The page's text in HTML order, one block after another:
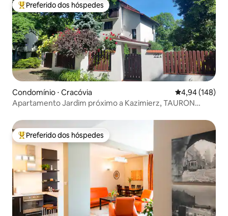
Entre os melhores preferidos dos hóspedes
Preferido dos hóspedes
Condomínio ⋅ Cracóvia 4,94 de uma
4,94 (148)
Apartamento Jardim próximo a Kazimierz, TAURON
Entre os melhores preferidos dos hóspedes
Preferido dos hóspedes